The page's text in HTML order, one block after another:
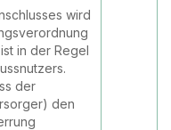
wird
in der Regel
der
den